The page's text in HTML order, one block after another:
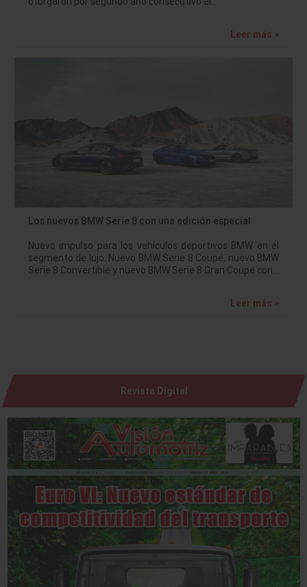
Leer más »
Los nuevos BMW Serie 8 con una edición especial
Nuevo impulso para los vehículos deportivos BMW en el
segmento de lujo. Nuevo BMW Serie 8 Coupé, nuevo BMW
Serie 8 Convertible y nuevo BMW Serie 8 Gran Coupé con…
Leer más »
Revista Digital